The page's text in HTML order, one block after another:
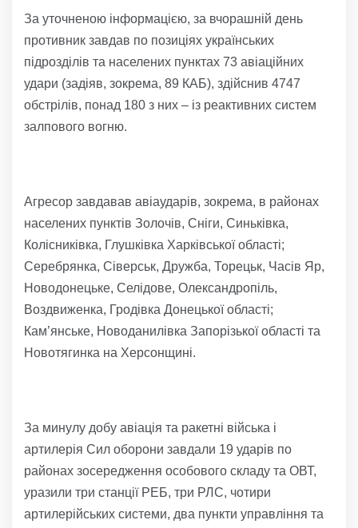
За уточненою інформацією, за вчорашній день
противник завдав по позиціях українських
підрозділів та населених пунктах 73 авіаційних
удари (задіяв, зокрема, 89 КАБ), здійснив 4747
обстрілів, понад 180 з них – із реактивних систем
залпового вогню.
Агресор завдавав авіаударів, зокрема, в районах
населених пунктів Золочів, Сніги, Синьківка,
Колісниківка, Глушківка Харківської області;
Серебрянка, Сіверськ, Дружба, Торецьк, Часів Яр,
Новодонецьке, Селідове, Олександропіль,
Воздвиженка, Гродівка Донецької області;
Кам’янське, Новоданилівка Запорізької області та
Новотягинка на Херсонщині.
За минулу добу авіація та ракетні війська і
артилерія Сил оборони завдали 19 ударів по
районах зосередження особового складу та ОВТ,
уразили три станції РЕБ, три РЛС, чотири
артилерійських системи, два пункти управління та